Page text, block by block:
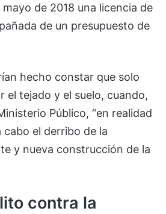
de 2018 una licencia de
de un presupuesto de
hecho constar que solo
el tejado y el suelo, cuando,
Público, “en realidad
cabo el derribo de la
y nueva construcción de la
contra la